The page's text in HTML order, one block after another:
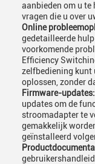
aanbieden om u te
vragen die u over
Online
gedetailleerde
voorkomende
Efficiency
zelfbediening kunt
oplossen, zonder
Firmware-updates:
updates om de
stroomadapter te
gemakkelijk
geïnstalleerd